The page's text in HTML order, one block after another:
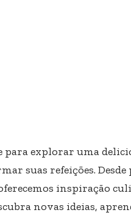
para explorar uma
suas refeições. Desde
inspiração
novas ideias,